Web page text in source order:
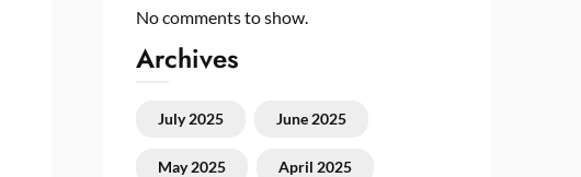
No comments to show.
Archives
July 2025 June 2025
May 2025 April 2025